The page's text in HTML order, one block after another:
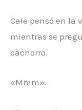
Cale pensó en la
mientras se
cachorro.
«Mmm».